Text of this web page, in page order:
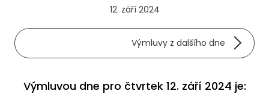
12. září 2024
Výmluvy z dalšího dne
Výmluvou dne pro čtvrtek 12. září 2024 je: